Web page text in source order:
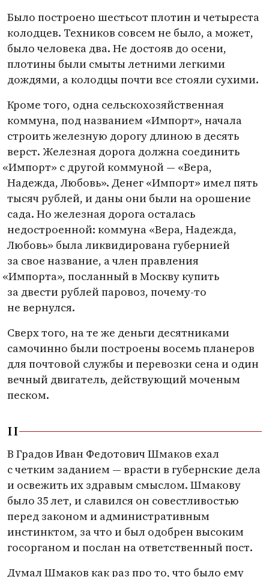
Было построено шестьсот плотин и четыреста
колодцев. Техников совсем не было, а может,
было человека два. Не достояв до осени,
плотины были смыты летними легкими
дождями, а колодцы почти все стояли сухими.
Кроме того, одна сельскохозяйственная
коммуна, под названием «Импорт», начала
строить железную дорогу длиною в десять
верст. Железная дорога должна соединить
«Импорт» с другой коммуной — «Вера,
Надежда, Любовь». Денег «Импорт» имел пять
тысяч рублей, и даны они были на орошение
сада. Но железная дорога осталась
недостроенной: коммуна «Вера, Надежда,
Любовь» была ликвидирована губернией
за свое название, а член правления
«Импорта», посланный в Москву купить
за двести рублей паровоз, почему-то
не вернулся.
Сверх того, на те же деньги десятниками
самочинно были построены восемь планеров
для почтовой службы и перевозки сена и один
вечный двигатель, действующий моченым
песком.
II
В Градов Иван Федотович Шмаков ехал
с четким заданием — врасти в губернские дела
и освежить их здравым смыслом. Шмакову
было 35 лет, и славился он совестливостью
перед законом и административным
инстинктом, за что и был одобрен высоким
госорганом и послан на ответственный пост.
Думал Шмаков как раз про то, что было ему